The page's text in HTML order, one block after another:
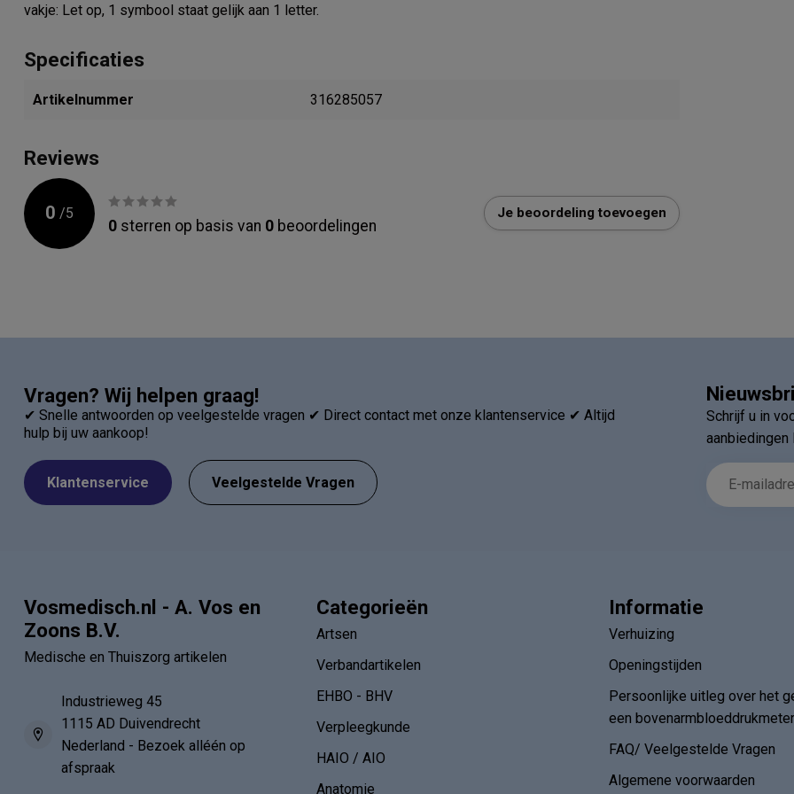
vakje: Let op, 1 symbool staat gelijk aan 1 letter.
Specificaties
Artikelnummer 316285057
Reviews
0 /5
0 sterren op basis van 0 beoordelingen
Je beoordeling toevoegen
Vragen? Wij helpen graag!
✔ Snelle antwoorden op veelgestelde vragen ✔ Direct contact met onze klantenservice ✔ Altijd
hulp bij uw aankoop!
Klantenservice Veelgestelde Vragen
Schrijf u in
Vosmedisch.nl - A. Vos en
Zoons B.V.
Medische en Thuiszorg artikelen
Industrieweg 45
1115 AD Duivendrecht
Nederland - Bezoek alléén op
afspraak
Categorieën
Artsen
Verbandartikelen
EHBO - BHV
Verpleegkunde
HAIO / AIO
Anatomie
Informatie
Verhuizing
Openingstijden
Persoonlijke uitleg over het
een bovenarmbloeddrukmeter
FAQ/ Veelgestelde Vragen
Algemene voorwaarden